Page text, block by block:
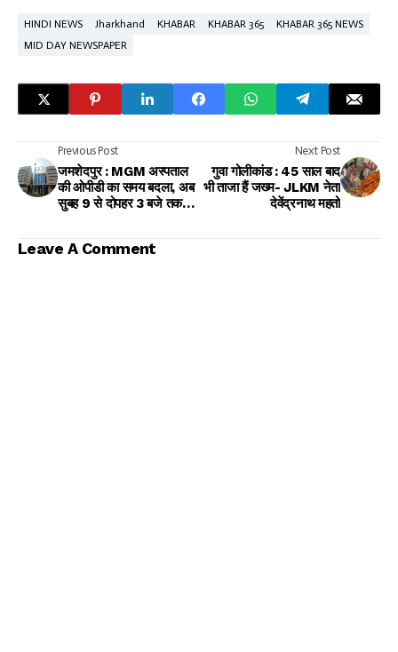
HINDI NEWS Jharkhand KHABAR KHABAR 365
KHABAR 365 NEWS
MID DAY NEWSPAPER
Previous Post
जमशेदपुर : MGM अस्पताल
की ओपीडी का समय बदला, अब
सुबह 9 से दोपहर 3 बजे तक
Next Post
गुवा गोलीकांड : 45 साल बाद
भी ताजा हैं जख्म- JLKM नेता
देवेंद्रनाथ महतो
Leave A Comment